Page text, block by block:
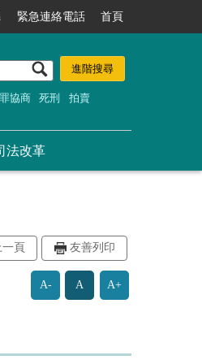
緊急連絡電話 首頁
協商 死刑 拍賣
法改革
一頁 友善列印
A- A A+